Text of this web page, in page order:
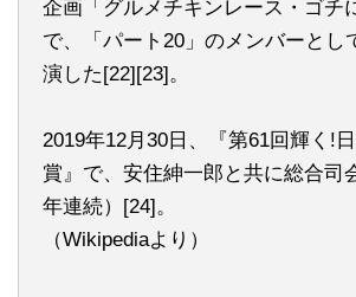
企画「グルメチキンレース・ゴチ
で、「パート20」のメンバーとし
演した[22][23]。
2019年12月30日、『第61回輝く!
賞』で、安住紳一郎と共に総合司
年連続）[24]。
（Wikipediaより）